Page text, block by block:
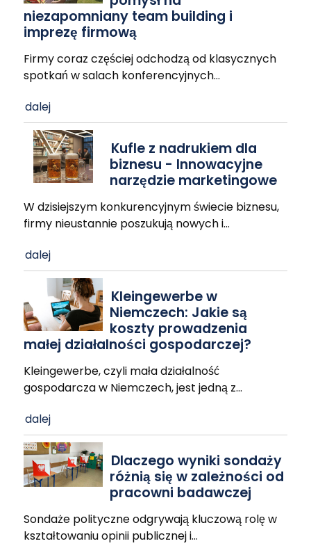
niezapomniany team building i
imprezę firmową
Firmy coraz częściej odchodzą od klasycznych
spotkań w salach konferencyjnych…
dalej
Kufle z nadrukiem dla
biznesu - Innowacyjne
narzędzie marketingowe
W dzisiejszym konkurencyjnym świecie biznesu,
firmy nieustannie poszukują nowych i…
dalej
Kleingewerbe w
Niemczech: Jakie są
koszty prowadzenia
małej działalności gospodarczej?
Kleingewerbe, czyli mała działalność
gospodarcza w Niemczech, jest jedną z…
dalej
Dlaczego wyniki sondaży
różnią się w zależności od
pracowni badawczej
Sondaże polityczne odgrywają kluczową rolę w
kształtowaniu opinii publicznej i…